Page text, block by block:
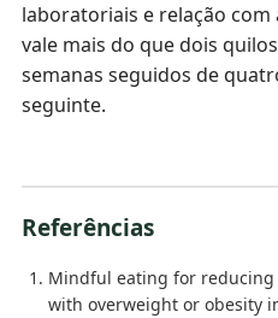
laboratoriais e relação com
vale mais do que dois
semanas seguidos de
seguinte.
Referências
Mindful eating for
with overweight or obesity